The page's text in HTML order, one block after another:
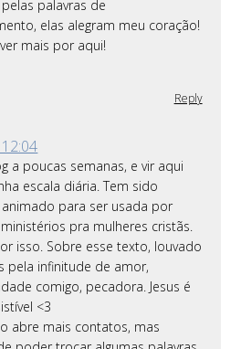
palavras de
elas alegram meu coração!
mais por aqui!
Reply
a poucas semanas, e vir aqui
escala diária. Tem sido
para ser usada por
pra mulheres cristãs.
isso. Sobre esse texto, louvado
pela infinitude de amor,
comigo, pecadora. Jesus é
<3
abre mais contatos, mas